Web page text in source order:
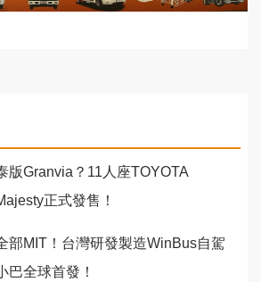
版Granvia？11人座TOYOTA
正式發售！
部MIT！台灣研發製造WinBus自駕
巴全球首發！